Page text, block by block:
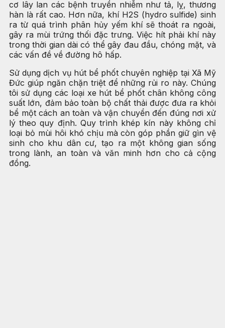
cơ lây lan các bệnh truyền nhiễm như tả, lỵ, thương
hàn là rất cao. Hơn nữa, khí H2S (hydro sulfide) sinh
ra từ quá trình phân hủy yếm khí sẽ thoát ra ngoài,
gây ra mùi trứng thối đặc trưng. Việc hít phải khí này
trong thời gian dài có thể gây đau đầu, chóng mặt, và
các vấn đề về đường hô hấp.
Sử dụng dịch vụ hút bể phốt chuyên nghiệp tại Xã Mỹ
Đức giúp ngăn chặn triệt để những rủi ro này. Chúng
tôi sử dụng các loại xe hút bể phốt chân không công
suất lớn, đảm bảo toàn bộ chất thải được đưa ra khỏi
bể một cách an toàn và vận chuyển đến đúng nơi xử
lý theo quy định. Quy trình khép kín này không chỉ
loại bỏ mùi hôi khó chịu mà còn góp phần giữ gìn vệ
sinh cho khu dân cư, tạo ra một không gian sống
trong lành, an toàn và văn minh hơn cho cả cộng
đồng.